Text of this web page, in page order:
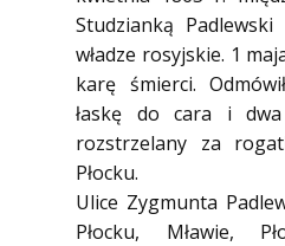
Studzianką
władze rosyjskie. 1
karę śmierci.
łaskę do cara i
rozstrzelany za
Płocku.
Ulice Zygmunta
Płocku, Mławie,